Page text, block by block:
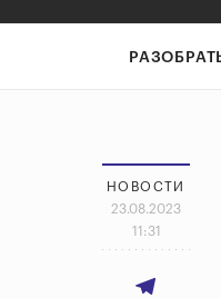
НОВОСТИ
23.08.2023
11:31